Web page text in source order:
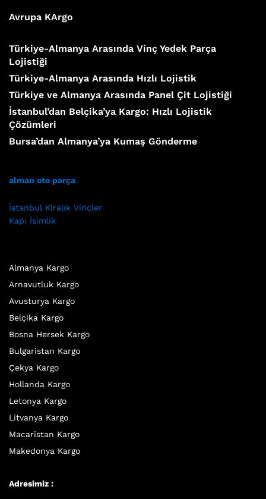
Avrupa KArgo
Türkiye-Almanya Arasında Vinç Yedek Parça
Lojistiği
Türkiye-Almanya Arasında Hızlı Lojistik
Türkiye ve Almanya Arasında Panel Çit Lojistiği
İstanbul’dan Belçika’ya Kargo: Hızlı Lojistik
Çözümleri
Bursa’dan Almanya’ya Kumaş Gönderme
alman oto parça
İstanbul Kiralık Vinçler
Kapı İsimlik
Almanya Kargo
Arnavutluk Kargo
Avusturya Kargo
Belçika Kargo
Bosna Hersek Kargo
Bulgaristan Kargo
Çekya Kargo
Hollanda Kargo
Letonya Kargo
Litvanya Kargo
Macaristan Kargo
Makedonya Kargo
Adresimiz :